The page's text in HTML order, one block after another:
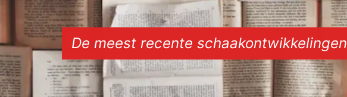
De meest recente schaakontwikkelingen